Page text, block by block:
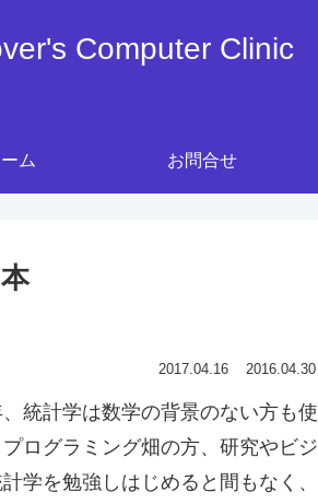
Computer Clinic
ム お問合せ
2017.04.16 2016.04.30
統計学は数学の背景のない方も使
ログラミング畑の方、研究やビジ
学を勉強しはじめると間もなく、